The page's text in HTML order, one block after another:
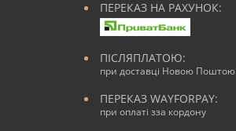
ПЕРЕКАЗ НА РАХУНОК:
ПІСЛЯПЛАТОЮ:
при доставці Новою Поштою
ПЕРЕКАЗ WAYFORPAY:
при оплаті зза кордону